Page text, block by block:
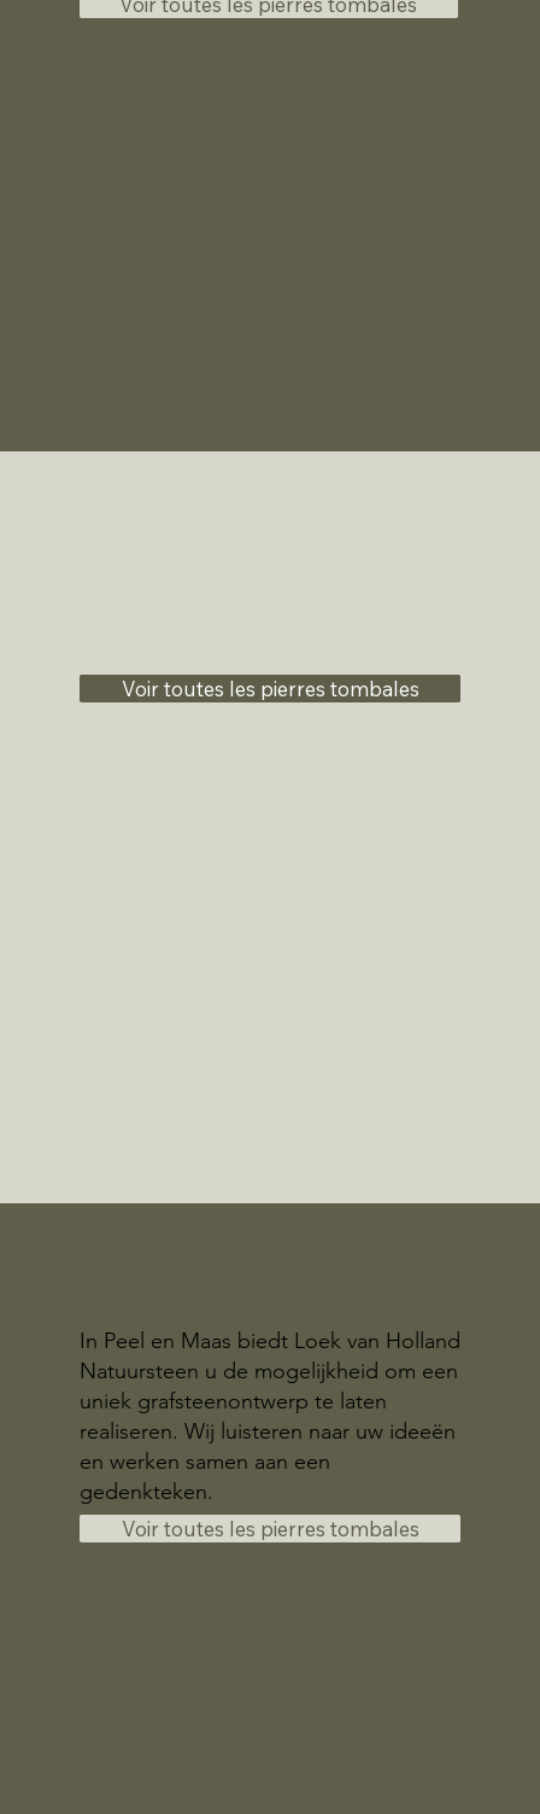
Voir toutes les pierres tombales
In Peel en Maas biedt Loek van Holland
Natuursteen u de mogelijkheid om een
uniek grafsteenontwerp te laten
realiseren. Wij luisteren naar uw ideeën
en werken samen aan een
gedenkteken.
Voir toutes les pierres tombales